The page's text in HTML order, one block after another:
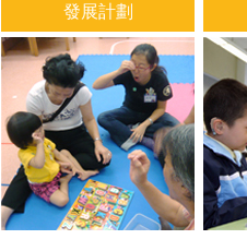
發展計劃